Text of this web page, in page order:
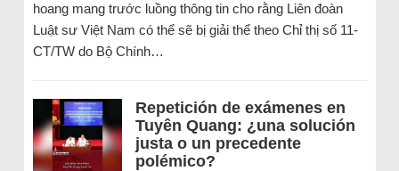
hoang mang trước luồng thông tin cho rằng Liên đoàn
Luật sư Việt Nam có thể sẽ bị giải thể theo Chỉ thị số 11-
CT/TW do Bộ Chính…
Repetición de exámenes en
Tuyên Quang: ¿una solución
justa o un precedente
polémico?